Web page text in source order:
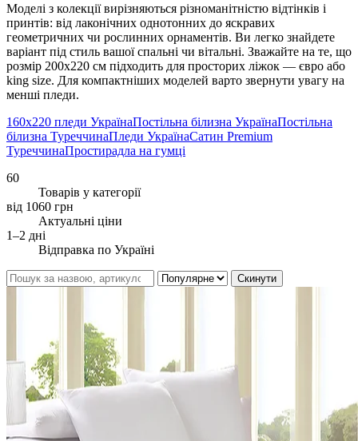
Моделі з колекції вирізняються різноманітністю відтінків і
принтів: від лаконічних однотонних до яскравих
геометричних чи рослинних орнаментів. Ви легко знайдете
варіант під стиль вашої спальні чи вітальні. Зважайте на те, що
розмір 200х220 см підходить для просторих ліжок — євро або
king size. Для компактніших моделей варто звернути увагу на
менші пледи.
160х220 пледи УкраїнаПостільна білизна УкраїнаПостільна
білизна ТуреччинаПледи УкраїнаСатин Premium
ТуреччинаПростирадла на гумці
60
Товарів у категорії
від 1060 грн
Актуальні ціни
1–2 дні
Відправка по Україні
Скинути